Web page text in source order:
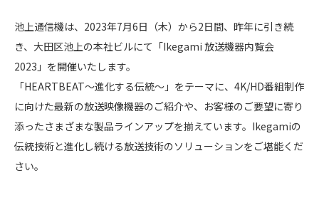
池上通信機は、2023年7月6日（木）から2日間、昨年に引き続
き、大田区池上の本社ビルにて「Ikegami 放送機器内覧会
2023」を開催いたします。
「HEARTBEAT～進化する伝統～」をテーマに、4K/HD番組制作
に向けた最新の放送映像機器のご紹介や、お客様のご要望に寄り
添ったさまざまな製品ラインアップを揃えています。Ikegamiの
伝統技術と進化し続ける放送技術のソリューションをご堪能くだ
さい。